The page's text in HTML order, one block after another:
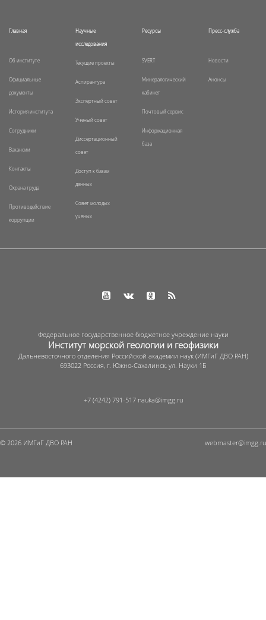
Главная
Об институте
Официальные
документы
История института
Сотрудники
Вакансии
Контакты
Охрана труда
Противодействие
коррупции
Научные
исследования
Текущие проекты
Аспирантура
Экспертный совет
Ученый совет
Диссертационный
совет
Доступ к базам
данных
Совет молодых
ученых
Ресурсы
SVERT
Минералогический
кабинет
Почтовый сервис
Информационная
база
Пресс-служба
Новости
Анонсы
Федеральное государственное бюджетное учреждение науки
Институт морской геологии и геофизики
Дальневосточного отделения Российской академии наук (ИМГиГ ДВО РАН)
693022 Россия, г. Южно-Сахалинск, ул. Науки 1Б
+7 (4242) 791-517
© 2026 ИМГиГ ДВО РАН